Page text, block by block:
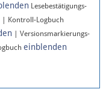
Lesebestätigungs-
| Kontroll-Logbuch
| Versionsmarkierungs-
einblenden